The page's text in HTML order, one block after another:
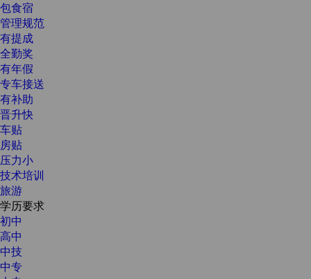
包食宿
管理规范
有提成
全勤奖
有年假
专车接送
有补助
晋升快
车贴
房贴
压力小
技术培训
旅游
学历要求
初中
高中
中技
中专